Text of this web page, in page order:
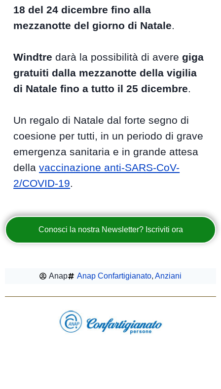
18 del 24 dicembre fino alla
mezzanotte del giorno di Natale
Windtre darà la possibilità di averegiga
gratuiti dalla mezzanotte della vigilia
di Natale fino a tutto il 25 dicembre
Un regalo di Natale dal forte segno di
coesione per tutti, in un periodo di grave
emergenza sanitaria e in grande attesa
dellavaccinazione anti-SARS-CoV-
2/COVID-19
Conosci la nostra Newsletter? Iscriviti ora
Anap Anap Confartigianato, Anziani